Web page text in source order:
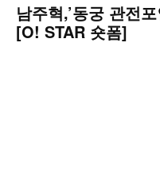
남주혁,’동궁 관전
[O! STAR 숏폼]